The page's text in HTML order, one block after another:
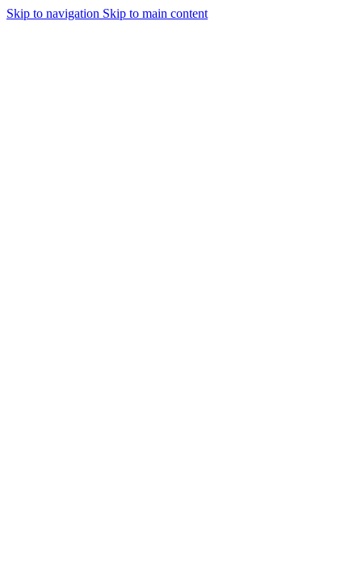
Skip to navigation Skip to main content